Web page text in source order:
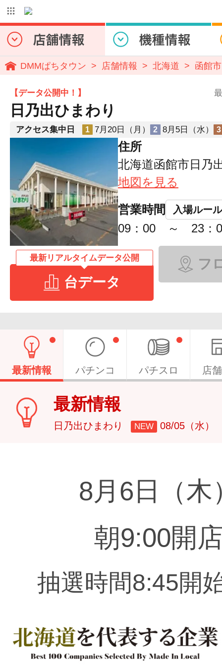
DMMぱちタウン 店舗情報 北海道 函館市
【データ公開中！】
日乃出ひまわり
アクセス集中日 1 7月20日（月） 2 8月5日（水） 3
住所
北海道函館市日乃
地図を見る
営業時間 入場ルール
09：00 ～ 23：
最新リアルタイムデータ公開
台データ
フ
最新情報 パチンコ パチスロ 店
最新情報
日乃出ひまわり NEW 08/05（水）
8月6 日（木
朝9:00開
抽選時間8:45開